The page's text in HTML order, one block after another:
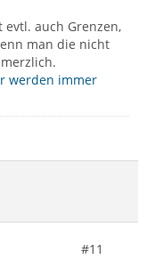
evtl. auch Grenzen,
man die nicht
werden immer
#11